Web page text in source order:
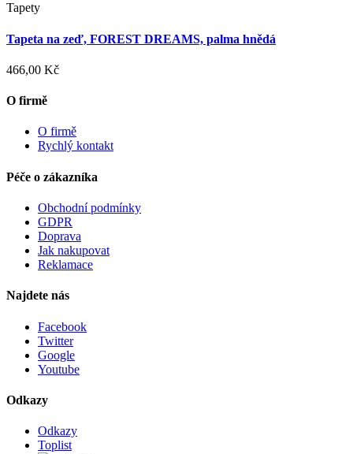
Tapety
Tapeta na zeď, FOREST DREAMS, palma hnědá
466,00 Kč
O firmě
O firmě
Rychlý kontakt
Péče o zákazníka
Obchodní podmínky
GDPR
Doprava
Jak nakupovat
Reklamace
Najdete nás
Facebook
Twitter
Google
Youtube
Odkazy
Odkazy
Toplist